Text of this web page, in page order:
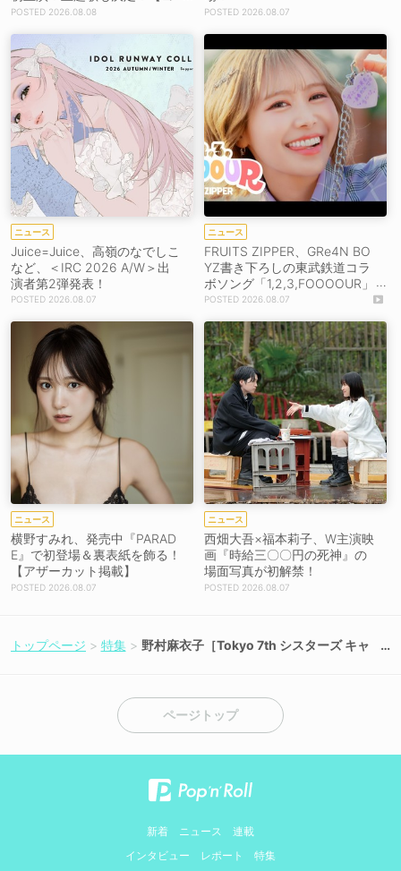
メントあり】
2026.08.08 2026.08.07
ニュース
Juice=Juice、高嶺のなでしこ
など、＜IRC 2026 A/W＞出
演者第2弾発表！
2026.08.07
ニュース
FRUITS ZIPPER、GRe4N BO
YZ書き下ろしの東武鉄道コラ
ボソング「1,2,3,FOOOOUR」
をリリース＆MV公開！
2026.08.07
ニュース
横野すみれ、発売中『PARAD
E』で初登場＆裏表紙を飾る！
【アザーカット掲載】
2026.08.07
ニュース
西畑大吾×福本莉子、W主演映
画『時給三〇〇円の死神』の
場面写真が初解禁！
2026.08.07
トップページ 特集
野村麻衣子［Tokyo 7th シスターズ キャ
てステージに立つ上で1番重要なこと」
ページトップ
新着 ニュース
連載
インタビュー
レポート 特集